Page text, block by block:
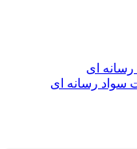
ای
سواد رسانه ای